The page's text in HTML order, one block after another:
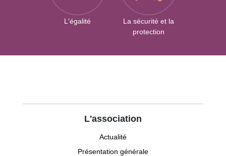
L'égalité
La sécurité et la
protection
L'association
Actualité
Présentation générale